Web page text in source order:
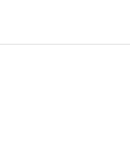
вмісту